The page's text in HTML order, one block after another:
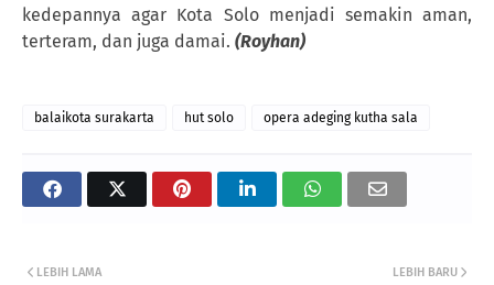
kedepannya agar Kota Solo menjadi semakin aman,
terteram, dan juga damai. (Royhan)
balaikota surakarta hut solo opera adeging kutha sala
LEBIH BARU
LEBIH LAMA